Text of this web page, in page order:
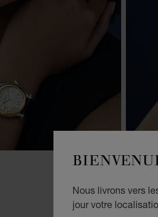
Nous livrons vers
jour votre